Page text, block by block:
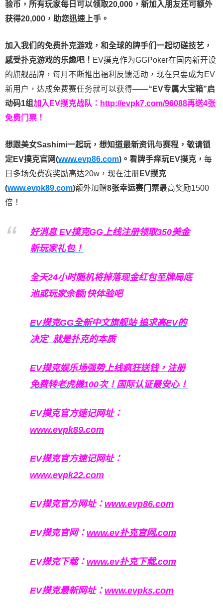
验币，所有玩家每日可以领取20,000，新加入朋友还可额外
获得20,000，助您迅速上手。
加入我们的免费扑克游戏，和全球的牌手们一起切磋技艺，
感受扑克游戏的乐趣吧！ EV撲克作为GGPoker在国内新开设
的旗舰品牌，每月不断推出福利反馈活动，现在只要成为EV
新用户，达成免费赛任务就可以获得——“EV专属大宝箱”启
动码1组加入EV撲克战队： http://evpk7.com/96088再送4张
免费门票！
想跟美女Sashimi一起玩， 想知道最新资讯与赛程， 敬请锁
定EV撲克官网(www.evp86.com)。 看牌手痒玩EV撲克， 每
日多场免费赛奖励高达20w，现在注册 EV撲克
(www.evpk89.com)额外加赠8张幸运赛门票最高奖励1500
倍！
好消息 EV撲克GG上线注册领取350美金
新玩家礼包！
全天24小时随机将掉落现金红包至牌局底
池或玩家余额!快体验吧
EV撲克GG全新中文旗舰站追求高EV的
决定 就是扑克的本质
EV撲克娱乐场强势上线疯狂送钱，注册
免费转老虎機100次！国际认证最安心！
EV撲克官方速记网址：
www.evpk89.com
EV撲克官方速记网址：
www.evpk22.com
EV撲克官方网址： www.evp86.com
EV撲克官网： www.ev扑克官网.com
EV撲克下载： www.ev扑克下载.com
EV撲克最新网址： www.evpks.com